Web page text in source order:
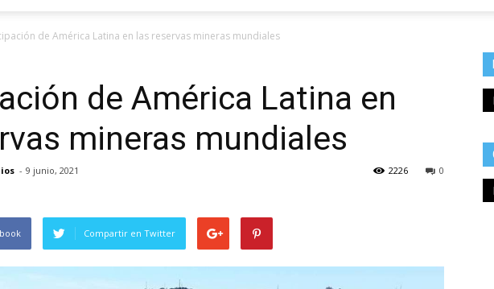
de América Latina en las reservas mineras mundiales
de América Latina en
mineras mundiales
- 9 junio, 2021 0
2226
Compartir en Twitter